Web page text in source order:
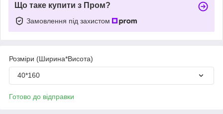
Що таке купити з Пром?
Замовлення під захистом
Розміри (Ширина*Висота)
40*160
Готово до відправки